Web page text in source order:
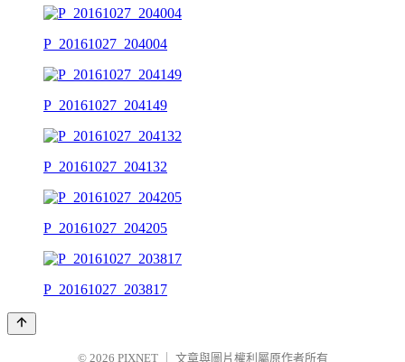
P_20161027_204004
P_20161027_204149
P_20161027_204132
P_20161027_204205
P_20161027_203817
© 2026 PIXNET 文章與圖片權利屬原作者所有